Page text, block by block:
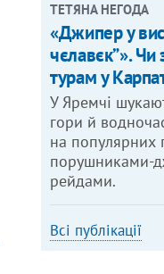
ТЕТЯНА НЕГОДА
«Джипер у
чєлавєк”». Чи
турам у
У Яремчі
гори й
на популярних
порушниками-
рейдами.
Всі публікації